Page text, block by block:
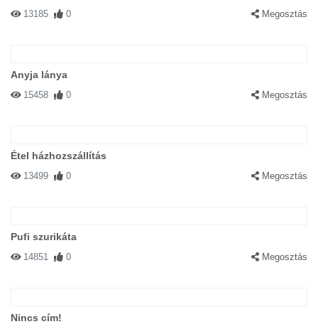
13185 0 Megosztás
Anyja lánya
15458 0 Megosztás
Étel házhozszállítás
13499 0 Megosztás
Pufi szurikáta
14851 0 Megosztás
Nincs cím!